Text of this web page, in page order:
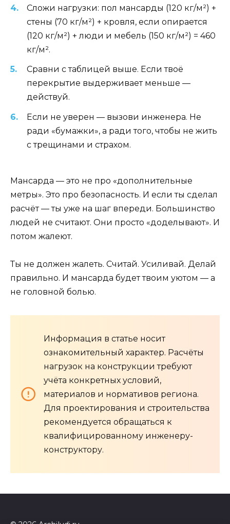
Сложи нагрузки: пол мансарды (120 кг/м²) +
стены (70 кг/м²) + кровля, если опирается
(120 кг/м²) + люди и мебель (150 кг/м²) = 460
кг/м².
Сравни с таблицей выше. Если твоё
перекрытие выдерживает меньше —
действуй.
Если не уверен — вызови инженера. Не
ради «бумажки», а ради того, чтобы не жить
с трещинами и страхом.
Мансарда — это не про «дополнительные
метры». Это про безопасность. И если ты сделал
расчёт — ты уже на шаг впереди. Большинство
людей не считают. Они просто «доделывают». И
потом жалеют.
Ты не должен жалеть. Считай. Усиливай. Делай
правильно. И мансарда будет твоим уютом — а
не головной болью.
Информация в статье носит
ознакомительный характер. Расчёты
нагрузок на конструкции требуют
учёта конкретных условий,
материалов и нормативов региона.
Для проектирования и строительства
рекомендуется обращаться к
квалифицированному инженеру-
конструктору.